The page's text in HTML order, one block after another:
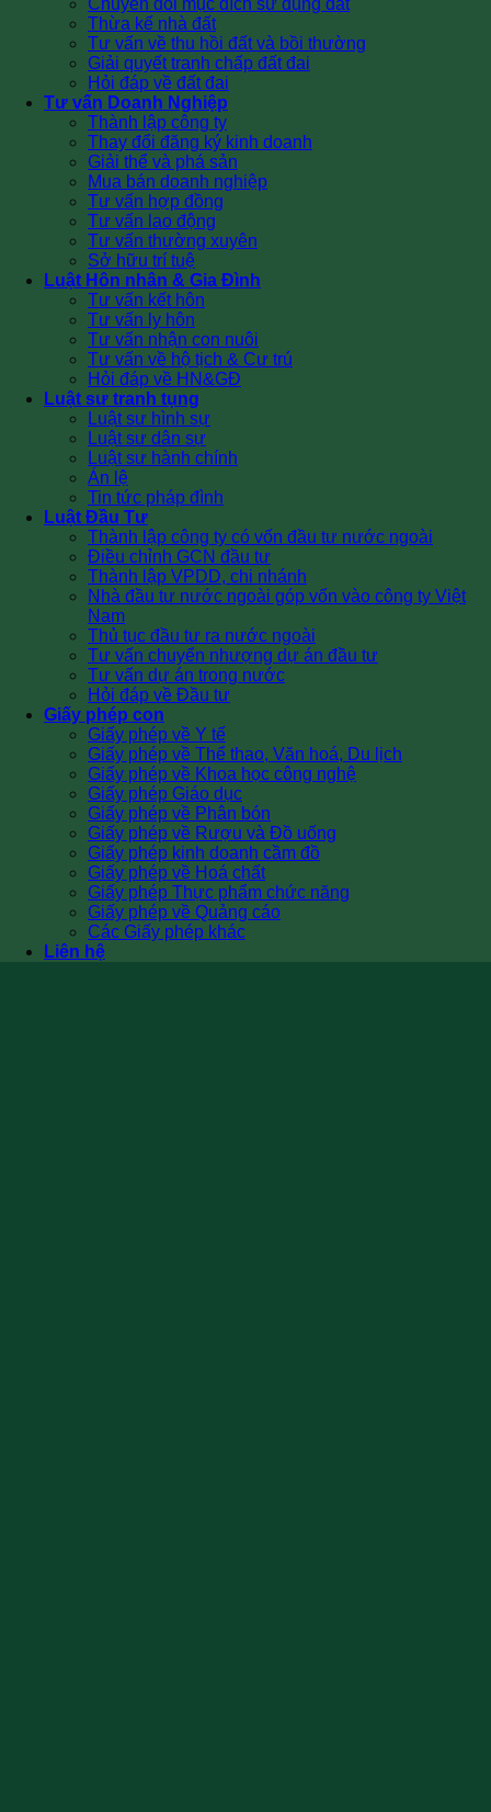
Thừa kế nhà đất
Tư vấn về thu hồi đất và bồi thường
Giải quyết tranh chấp đất đai
Hỏi đáp về đất đai
Tư vấn Doanh Nghiệp
Thành lập công ty
Thay đổi đăng ký kinh doanh
Giải thể và phá sản
Mua bán doanh nghiệp
Tư vấn hợp đồng
Tư vấn lao động
Tư vấn thường xuyên
Sở hữu trí tuệ
Luật Hôn nhân & Gia Đình
Tư vấn kết hôn
Tư vấn ly hôn
Tư vấn nhận con nuôi
Tư vấn về hộ tịch & Cư trú
Hỏi đáp về HN&GĐ
Luật sư tranh tụng
Luật sư hình sự
Luật sư dân sự
Luật sư hành chính
Án lệ
Tin tức pháp đình
Luật Đầu Tư
Thành lập công ty có vốn đầu tư nước ngoài
Điều chỉnh GCN đầu tư
Thành lập VPDD, chi nhánh
Nhà đầu tư nước ngoài góp vốn vào công ty Việt
Nam
Thủ tục đầu tư ra nước ngoài
Tư vấn chuyển nhượng dự án đầu tư
Tư vấn dự án trong nước
Hỏi đáp về Đầu tư
Giấy phép con
Giấy phép về Y tế
Giấy phép về Thể thao, Văn hoá, Du lịch
Giấy phép về Khoa học công nghệ
Giấy phép Giáo dục
Giấy phép về Phân bón
Giấy phép về Rượu và Đồ uống
Giấy phép kinh doanh cầm đồ
Giấy phép về Hoá chất
Giấy phép Thực phẩm chức năng
Giấy phép về Quảng cáo
Các Giấy phép khác
Liên hệ